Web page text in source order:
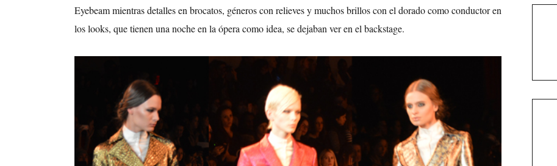
Eyebeam mientras detalles en brocatos, géneros con relieves y muchos brillos con el dorado como conductor en
los looks, que tienen una noche en la ópera como idea, se dejaban ver en el backstage.